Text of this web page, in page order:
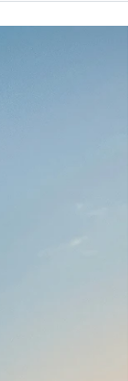
rejseideer til